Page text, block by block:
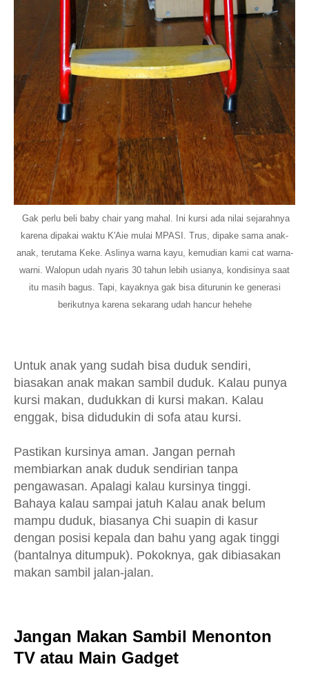
Gak perlu beli baby chair yang mahal. Ini kursi ada nilai sejarahnya
karena dipakai waktu K'Aie mulai MPASI. Trus, dipake sama anak-
anak, terutama Keke. Aslinya warna kayu, kemudian kami cat warna-
warni. Walopun udah nyaris 30 tahun lebih usianya, kondisinya saat
itu masih bagus. Tapi, kayaknya gak bisa diturunin ke generasi
berikutnya karena sekarang udah hancur hehehe
Untuk anak yang sudah bisa duduk sendiri,
biasakan anak makan sambil duduk. Kalau punya
kursi makan, dudukkan di kursi makan. Kalau
enggak, bisa didudukin di sofa atau kursi.
Pastikan kursinya aman. Jangan pernah
membiarkan anak duduk sendirian tanpa
pengawasan. Apalagi kalau kursinya tinggi.
Bahaya kalau sampai jatuh Kalau anak belum
mampu duduk, biasanya Chi suapin di kasur
dengan posisi kepala dan bahu yang agak tinggi
(bantalnya ditumpuk). Pokoknya, gak dibiasakan
makan sambil jalan-jalan.
Jangan Makan Sambil Menonton
TV atau Main Gadget